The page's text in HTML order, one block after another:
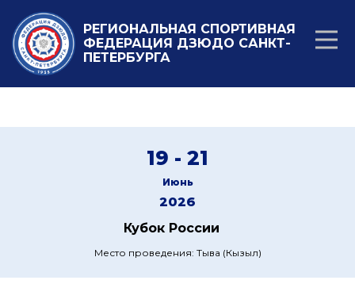
РЕГИОНАЛЬНАЯ СПОРТИВНАЯ
ФЕДЕРАЦИЯ ДЗЮДО САНКТ-
ПЕТЕРБУРГА
19 - 21
Июнь
2026
Кубок России
Место проведения: Тыва (Кызыл)